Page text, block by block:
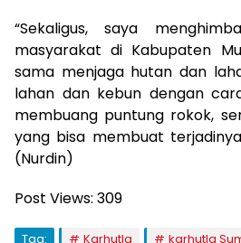
“Sekaligus, saya
masyarakat di Kabupaten
sama menjaga hutan dan
lahan dan kebun dengan
membuang puntung rokok,
yang bisa membuat
(Nurdin)
Post Views: 309
Tag: Karhutla karhutla